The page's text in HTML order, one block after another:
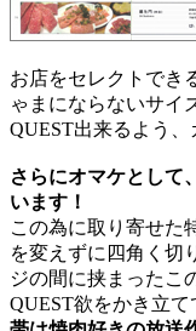
お店をセレクトでき
ゃまにならないサイ
QUEST出来るよう、
さらにオマケとして
います！
この為に取り寄せた
を変えずに四角く切
ジの間に挟まったこ
QUEST欲をかき立て